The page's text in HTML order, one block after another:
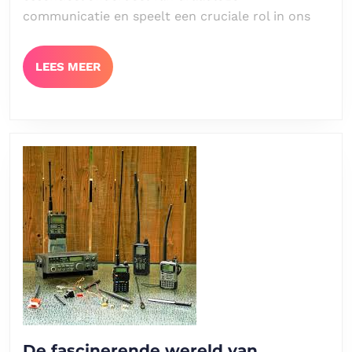
tot
communicatie en speelt een cruciale rol in ons
LEES MEERLEES
MEER